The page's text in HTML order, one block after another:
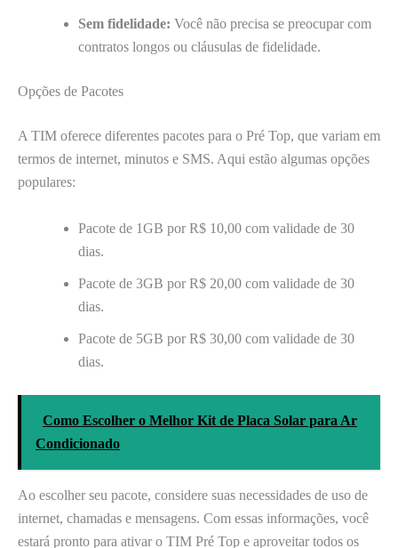
Sem fidelidade: Você não precisa se preocupar com
contratos longos ou cláusulas de fidelidade.
Opções de Pacotes
A TIM oferece diferentes pacotes para o Pré Top, que variam em
termos de internet, minutos e SMS. Aqui estão algumas opções
populares:
Pacote de 1GB por R$ 10,00 com validade de 30
dias.
Pacote de 3GB por R$ 20,00 com validade de 30
dias.
Pacote de 5GB por R$ 30,00 com validade de 30
dias.
Como Escolher o Melhor Kit de Placa Solar para Ar
Condicionado
Ao escolher seu pacote, considere suas necessidades de uso de
internet, chamadas e mensagens. Com essas informações, você
estará pronto para ativar o TIM Pré Top e aproveitar todos os